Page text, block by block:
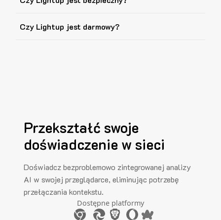
Czy Lightup jest darmowy?
Przekształć swoje
doświadczenie w sieci
Doświadcz bezproblemowo zintegrowanej analizy
AI w swojej przeglądarce, eliminując potrzebę
przełączania kontekstu.
Dostępne platformy